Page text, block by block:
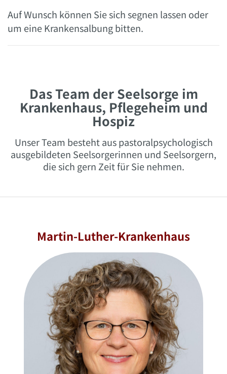
Auf Wunsch können Sie sich segnen lassen oder
um eine Krankensalbung bitten.
Das Team der Seelsorge im
Krankenhaus, Pflegeheim und
Hospiz
Unser Team besteht aus pastoralpsychologisch
ausgebildeten Seelsorgerinnen und Seelsorgern,
die sich gern Zeit für Sie nehmen.
Martin-Luther-Krankenhaus